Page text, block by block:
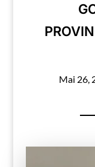
Mai 26,